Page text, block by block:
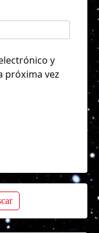
y
próxima vez